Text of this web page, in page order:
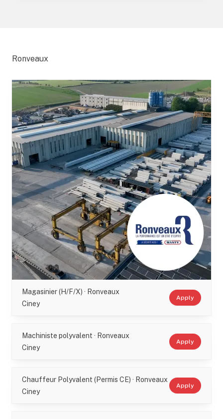
Ronveaux
Magasinier (H/F/X) · Ronveaux
Ciney
Apply
Machiniste polyvalent · Ronveaux
Ciney
Apply
Chauffeur Polyvalent (Permis CE) · Ronveaux
Ciney
Apply